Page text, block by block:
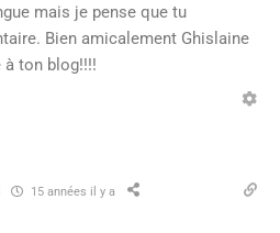
mais je pense que tu
Bien amicalement Ghislaine
à ton blog!!!!
15 années il y a